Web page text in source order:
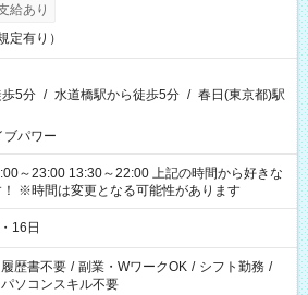
給あり
定有り）
5分 / 水道橋駅から徒歩5分 / 春日(東京都)駅
ブパワー
13:30～22:00 上記の時間から好きな
※時間は変更となる可能性があります
16日
履歴書不要 / 副業・WワークOK / シフト勤務 /
パソコンスキル不要